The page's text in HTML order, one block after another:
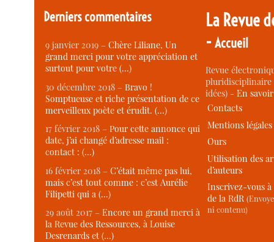
Derniers commentaires
9 janvier 2019 –Chère Liliane, Un
grand merci pour votre appréciation et
surtout pour votre (…)
30 décembre 2018 –Bravo !
Somptueuse et riche présentation de ce
merveilleux poète et érudit. (…)
17 février 2018 –Pour cette annonce qui
date, j’ai changé d’adresse mail :
contact : (…)
16 février 2018 –C’était même pas lui,
mais c’est tout comme : c’est Aurélie
Filipetti qui a (…)
29 août 2017 –Encore un grand merci à
la Revue des Ressources, à Louise
Desrenards et (…)
La Revue
-Accueil
Revue
idées) -En
Contacts
Mentions légales
Ours
Utilisation des
d’auteurs
Inscrivez-vous
de la RdR
ni contenu)